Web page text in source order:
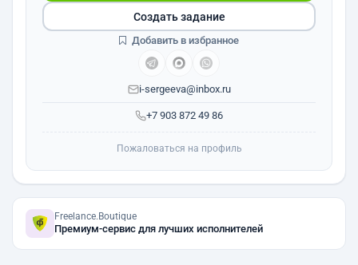
+7 903 872 49 86
i-sergeeva@inbox.ru
Создать задание
Добавить в избранное
Пожаловаться на профиль
Freelance.Boutique
Премиум-сервис для лучших исполнителей